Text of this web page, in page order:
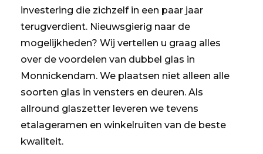
investering die zichzelf in een paar jaar
terugverdient. Nieuwsgierig naar de
mogelijkheden? Wij vertellen u graag alles
over de voordelen van dubbel glas in
Monnickendam. We plaatsen niet alleen alle
soorten glas in vensters en deuren. Als
allround glaszetter leveren we tevens
etalageramen en winkelruiten van de beste
kwaliteit.